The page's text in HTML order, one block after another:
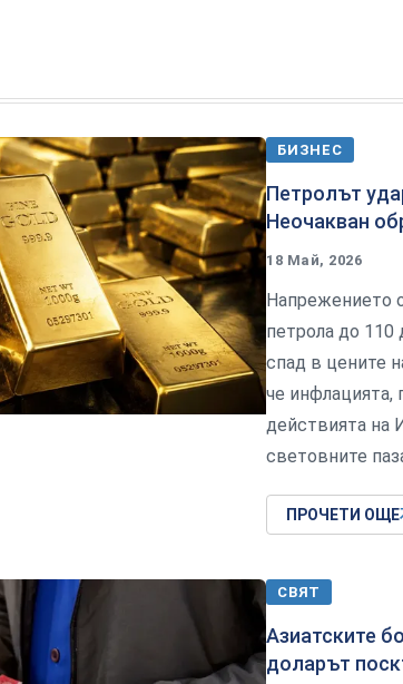
БИЗНЕС
Петролът
Неочакван
18 Май, 2026
Напрежението
петрола до 110
спад в цените
че инфлацията,
действията на
световните
ПРОЧЕТИ ОЩЕ
СВЯТ
Азиатските
доларът